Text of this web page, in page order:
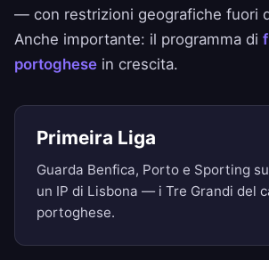
— con restrizioni geografiche fuori
Anche importante: il programma di
portoghese in crescita.
Primeira Liga
Guarda Benfica, Porto e Sporting
un IP di Lisbona — i Tre Grandi del
portoghese.